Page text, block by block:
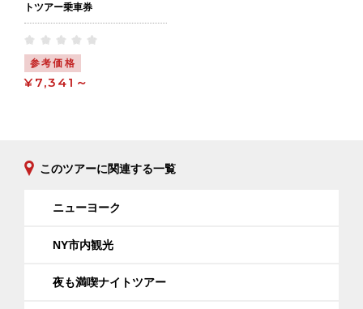
トツアー乗車券
参考価格
¥7,341～
このツアーに関連する一覧
ニューヨーク
NY市内観光
夜も満喫ナイトツアー